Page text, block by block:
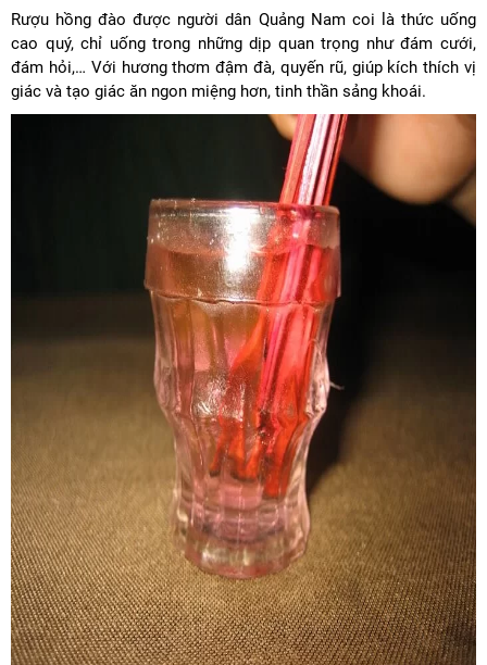
Rượu hồng đào được người dân Quảng Nam coi là thức uống
cao quý, chỉ uống trong những dịp quan trọng như đám cưới,
đám hỏi,… Với hương thơm đậm đà, quyến rũ, giúp kích thích vị
giác và tạo giác ăn ngon miệng hơn, tinh thần sảng khoái.